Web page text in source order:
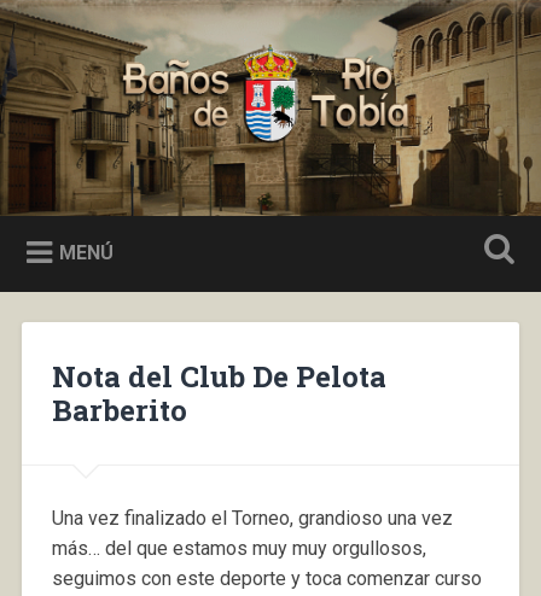
Saltar
al
contenido
Buscar
Baños de Río Tobía
MENÚ
Nota del Club De Pelota
Barberito
Una vez finalizado el Torneo, grandioso una vez
más… del que estamos muy muy orgullosos,
seguimos con este deporte y toca comenzar curso